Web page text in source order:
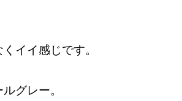
イイ感じです。
グレー。